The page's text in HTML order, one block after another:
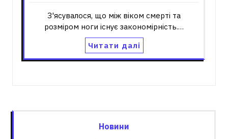
З'ясувалося, що між віком смерті та
розміром ноги існує закономірність.…
Читати далі
Новини